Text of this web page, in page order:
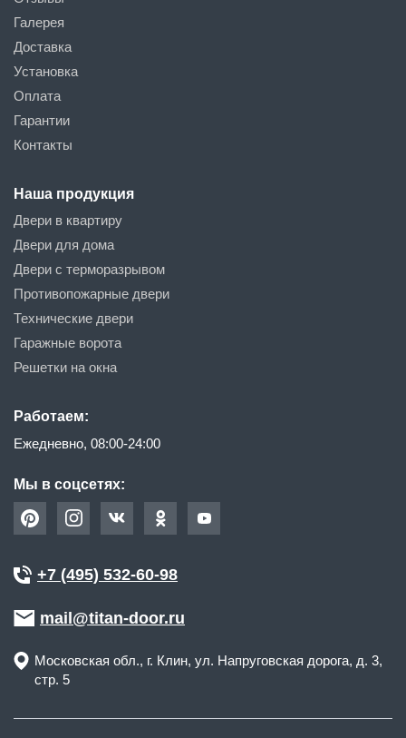
Галерея
Доставка
Установка
Оплата
Гарантии
Контакты
Наша продукция
Двери в квартиру
Двери для дома
Двери с терморазрывом
Противопожарные двери
Технические двери
Гаражные ворота
Решетки на окна
Работаем:
Ежедневно, 08:00-24:00
Мы в соцсетях:
+7 (495) 532-60-98
mail@titan-door.ru
Московская обл., г. Клин, ул. Напруговская дорога, д. 3,
стр. 5